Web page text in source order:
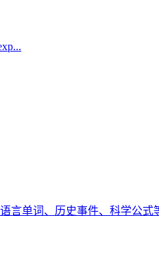
言单词、历史事件、科学公